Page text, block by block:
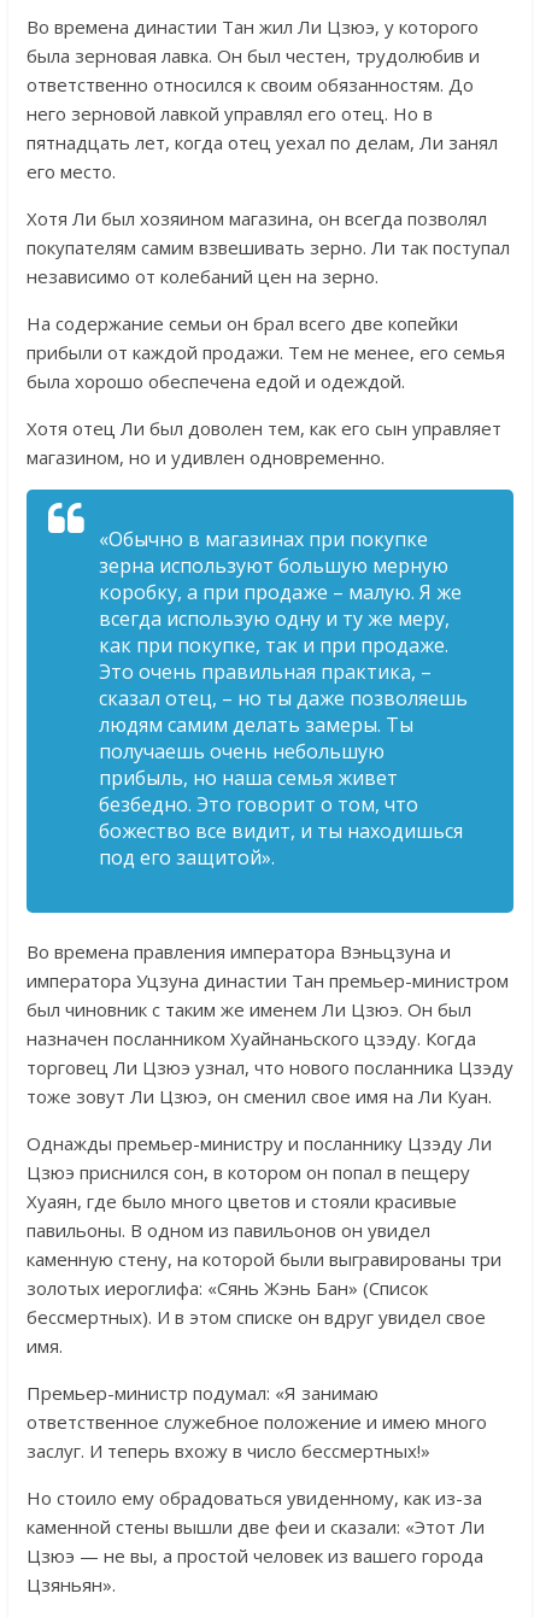
Во времена династии Тан жил Ли Цзюэ, у которого
была зерновая лавка. Он был честен, трудолюбив и
ответственно относился к своим обязанностям. До
него зерновой лавкой управлял его отец. Но в
пятнадцать лет, когда отец уехал по делам, Ли занял
его место.
Хотя Ли был хозяином магазина, он всегда позволял
покупателям самим взвешивать зерно. Ли так поступал
независимо от колебаний цен на зерно.
На содержание семьи он брал всего две копейки
прибыли от каждой продажи. Тем не менее, его семья
была хорошо обеспечена едой и одеждой.
Хотя отец Ли был доволен тем, как его сын управляет
магазином, но и удивлен одновременно.
«Обычно в магазинах при покупке
зерна используют большую мерную
коробку, а при продаже – малую. Я же
всегда использую одну и ту же меру,
как при покупке, так и при продаже.
Это очень правильная практика, –
сказал отец, – но ты даже позволяешь
людям самим делать замеры. Ты
получаешь очень небольшую
прибыль, но наша семья живет
безбедно. Это говорит о том, что
божество все видит, и ты находишься
под его защитой».
Во времена правления императора Вэньцзуна и
императора Уцзуна династии Тан премьер-министром
был чиновник с таким же именем Ли Цзюэ. Он был
назначен посланником Хуайнаньского цзэду. Когда
торговец Ли Цзюэ узнал, что нового посланника Цзэду
тоже зовут Ли Цзюэ, он сменил свое имя на Ли Куан.
Однажды премьер-министру и посланнику Цзэду Ли
Цзюэ приснился сон, в котором он попал в пещеру
Хуаян, где было много цветов и стояли красивые
павильоны. В одном из павильонов он увидел
каменную стену, на которой были выгравированы три
золотых иероглифа: «Сянь Жэнь Бан» (Список
бессмертных). И в этом списке он вдруг увидел свое
имя.
Премьер-министр подумал: «Я занимаю
ответственное служебное положение и имею много
заслуг. И теперь вхожу в число бессмертных!»
Но стоило ему обрадоваться увиденному, как из-за
каменной стены вышли две феи и сказали: «Этот Ли
Цзюэ — не вы, а простой человек из вашего города
Цзяньян».